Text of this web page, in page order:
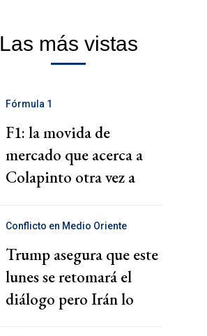
Las más vistas
Fórmula 1
F1: la movida de
mercado que acerca a
Colapinto otra vez a
Conflicto en Medio Oriente
Trump asegura que este
lunes se retomará el
diálogo pero Irán lo